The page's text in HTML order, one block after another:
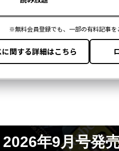
2026年9月号発